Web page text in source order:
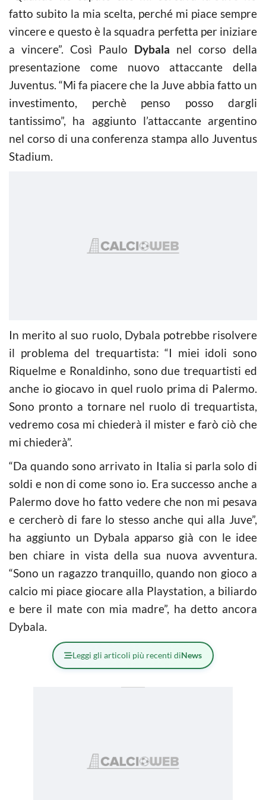
fatto subito la mia scelta, perché mi piace sempre
vincere e questo è la squadra perfetta per iniziare
a vincere”. Così Paulo Dybala nel corso della
presentazione come nuovo attaccante della
Juventus. “Mi fa piacere che la Juve abbia fatto un
investimento, perchè penso posso dargli
tantissimo”, ha aggiunto l’attaccante argentino
nel corso di una conferenza stampa allo Juventus
Stadium.
In merito al suo ruolo, Dybala potrebbe risolvere
il problema del trequartista: “I miei idoli sono
Riquelme e Ronaldinho, sono due trequartisti ed
anche io giocavo in quel ruolo prima di Palermo.
Sono pronto a tornare nel ruolo di trequartista,
vedremo cosa mi chiederà il mister e farò ciò che
mi chiederà”.
“Da quando sono arrivato in Italia si parla solo di
soldi e non di come sono io. Era successo anche a
Palermo dove ho fatto vedere che non mi pesava
e cercherò di fare lo stesso anche qui alla Juve”,
ha aggiunto un Dybala apparso già con le idee
ben chiare in vista della sua nuova avventura.
“Sono un ragazzo tranquillo, quando non gioco a
calcio mi piace giocare alla Playstation, a biliardo
e bere il mate con mia madre”, ha detto ancora
Dybala.
Leggi gli articoli più recenti diNews